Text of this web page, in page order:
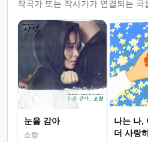
작곡가 또는 작사가가 연결되는 곡
눈을 감아
소향
나는 나,
더 사랑